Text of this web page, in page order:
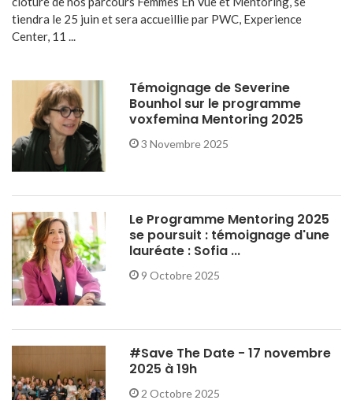
tiendra le 25 juin et sera accueillie par PWC, Experience
Center, 11 ...
Témoignage de Severine
Bounhol sur le programme
voxfemina Mentoring 2025
3 Novembre 2025
Le Programme Mentoring 2025
se poursuit : témoignage d'une
lauréate : Sofia ...
9 Octobre 2025
#Save The Date - 17 novembre
2025 à 19h
2 Octobre 2025